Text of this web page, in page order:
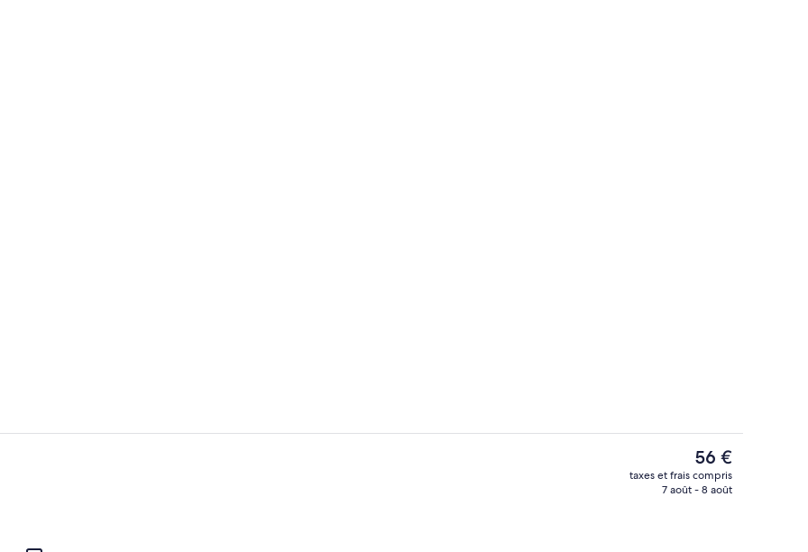
Le
prix
actuel
56 €
taxes et frais compris
7 août - 8 août